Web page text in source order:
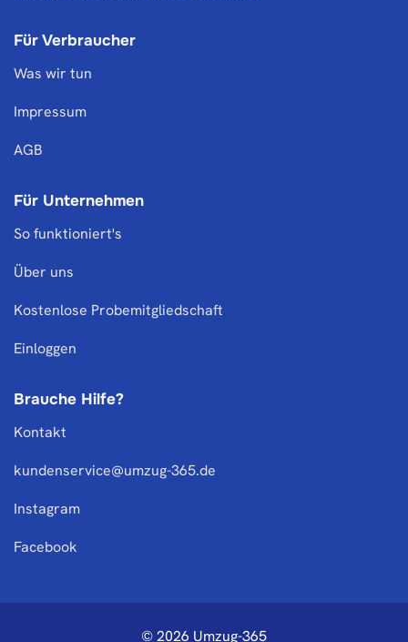
Für Verbraucher
Was wir tun
Impressum
AGB
Für Unternehmen
So funktioniert's
Über uns
Kostenlose Probemitgliedschaft
Einloggen
Brauche Hilfe?
Kontakt
kundenservice@umzug-365.de
Instagram
Facebook
© 2026 Umzug-365